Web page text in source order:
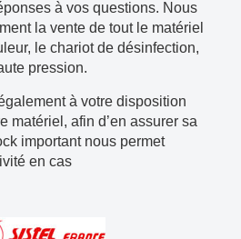
à vos questions. Nous
la vente de tout le matériel
le chariot de désinfection,
pression.
à votre disposition
matériel, afin d’en assurer sa
important nous permet
en cas